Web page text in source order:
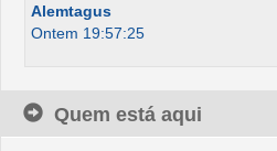
Alemtagus
Ontem 19:57:25
Quem está aqui